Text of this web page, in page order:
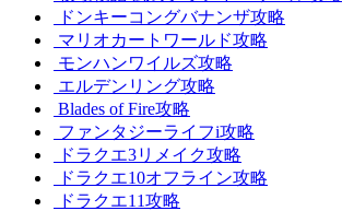
ドンキーコングバナンザ攻略
マリオカートワールド攻略
モンハンワイルズ攻略
エルデンリング攻略
Blades of Fire攻略
ファンタジーライフi攻略
ドラクエ3リメイク攻略
ドラクエ10オフライン攻略
ドラクエ11攻略